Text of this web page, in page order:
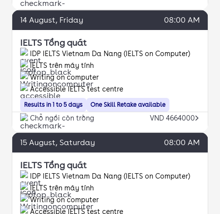
14 August, Friday 08:00 AM
IELTS Tổng quát
IDP IELTS Vietnam Da Nang (IELTS on Computer)
Results in 1 to 5 days
IELTS trên máy tính
Writing on computer
One Skill Retake available
Accessible IELTS test centre
Chỗ ngồi còn trống VND 4664000
15 August, Saturday 08:00 AM
IELTS Tổng quát
IDP IELTS Vietnam Da Nang (IELTS on Computer)
IELTS trên máy tính
Writing on computer
Accessible IELTS test centre